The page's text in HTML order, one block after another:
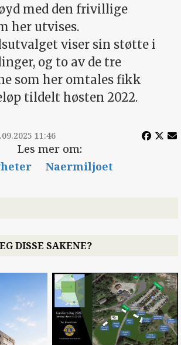
med den frivillige
her utvises.
viser sin støtte i
og to av de tre
som her omtales fikk
tildelt høsten 2022.
11:46
Les mer om:
Naermiljoet
DISSE SAKENE?